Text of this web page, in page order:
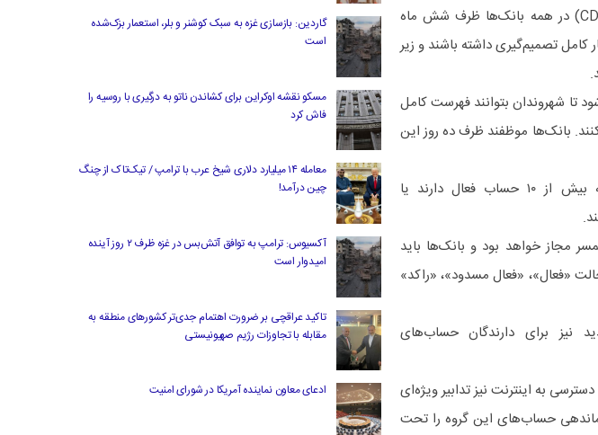
مهم‌ترین محور این ضوابط، ایجاد واحدهای دائمی شناسایی مشتری (CDD) در همه بانک‌ها ظرف شش ماه
تصمیم‌گیری داشته باشند و زیر
تا شهروندان بتوانند فهرست کامل
بانک‌ها موظفند ظرف ده روز این
بخشنامه همچنین محدودیت جدی در افتتاح حساب برای کسانی که بیش از ۱۰ حساب فعال دارند یا
مجاز خواهد بود و بانک‌ها باید
«فعال»، «فعال مسدود»، «راکد»
نیز برای دارندگان حساب‌های
به اینترنت نیز تدابیر ویژه‌ای
حساب‌های این گروه را تحت
گاردین: بازسازی غزه به سبک کوشنر و بلر، استعمار بزک‌شده
است
مسکو نقشه اوکراین برای کشاندن ناتو به درگیری با روسیه را
فاش کرد
معامله ۱۴ میلیارد دلاری شیخ عرب با ترامپ / تیک‌تاک از چنگ
چین درآمد!
آکسیوس: ترامپ به توافق آتش‌بس در غزه ظرف ۲ روز آینده
امیدوار است
تاکید عراقچی بر ضرورت اهتمام جدی‌تر کشورهای منطقه به
مقابله با تجاوزات رژیم صهیونیستی
ادعای معاون نماینده آمریکا در شورای امنیت